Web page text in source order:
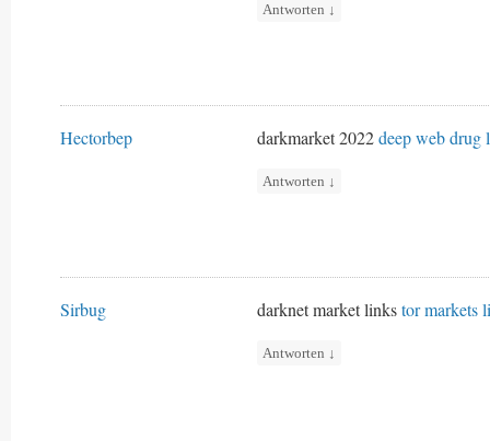
Antworten ↓
Hectorbep darkmarket 2022deep web drug
Antworten ↓
Sirbug darknet market linkstor markets
Antworten ↓